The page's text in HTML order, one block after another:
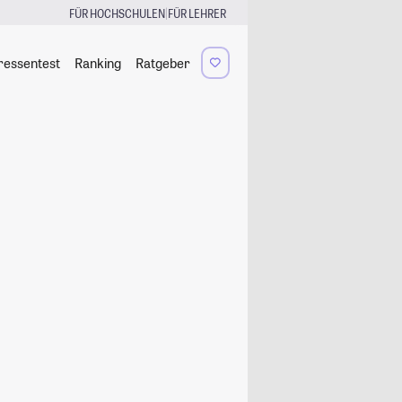
FÜR HOCHSCHULEN|FÜR LEHRER
Ranking Ratgeber